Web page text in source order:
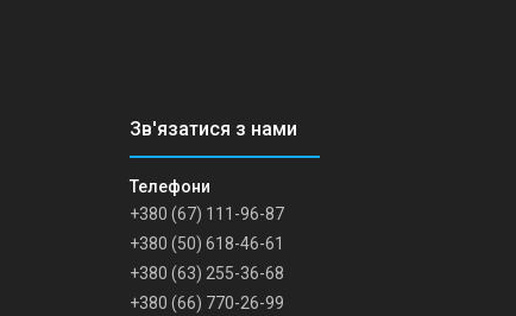
+380 (67) 111-96-87
+380 (50) 618-46-61
+380 (63) 255-36-68
+380 (66) 770-26-99